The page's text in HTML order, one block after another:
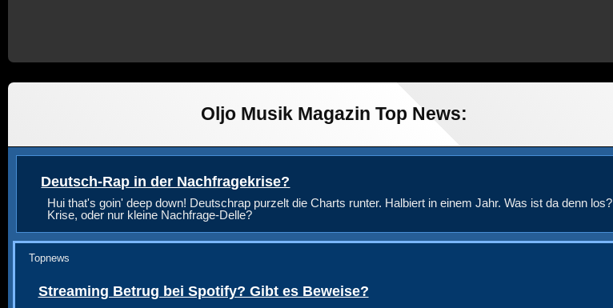
Oljo Musik Magazin Top News:
Deutsch-Rap in der Nachfragekrise?
Hui that's goin' deep down! Deutschrap purzelt die Charts runter. Halbiert in einem Jahr. Was ist da denn los?
Krise, oder nur kleine Nachfrage-Delle?
Topnews
Streaming Betrug bei Spotify? Gibt es Beweise?